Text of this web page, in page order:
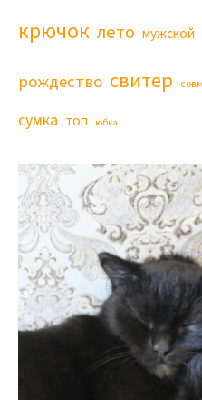
крючок лето мужской
рождество свитер
сумка топ юбка